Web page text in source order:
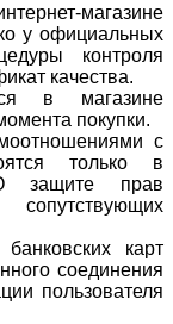
магазине
у официальных
контроля
качества.
в магазине
покупки.
с
только в
защите прав
карт
соединения
пользователя